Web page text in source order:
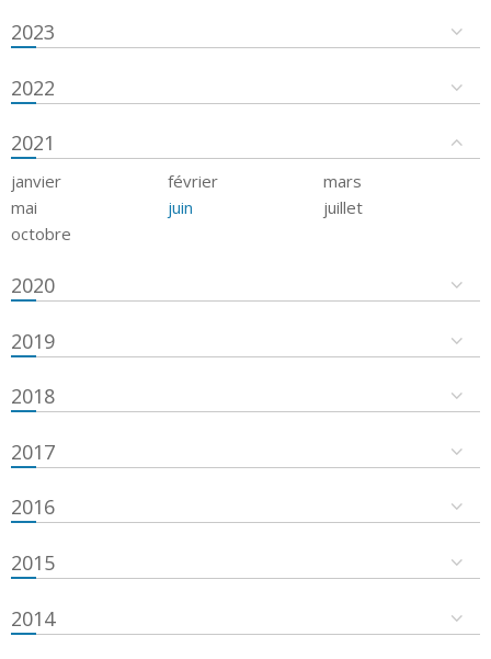
2023
2022
2021
janvier février
mars
mai
juin
juillet
octobre
2020
2019
2018
2017
2016
2015
2014